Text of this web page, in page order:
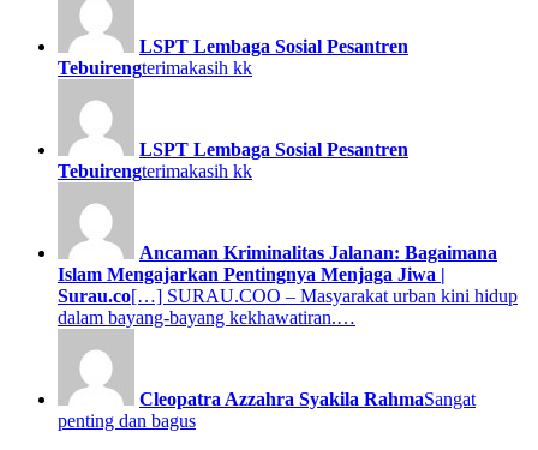
LSPT Lembaga Sosial Pesantren
Tebuirengterimakasih kk
LSPT Lembaga Sosial Pesantren
Tebuirengterimakasih kk
Ancaman Kriminalitas Jalanan: Bagaimana
Islam Mengajarkan Pentingnya Menjaga Jiwa |
Surau.co[…] SURAU.COO – Masyarakat urban kini hidup
dalam bayang-bayang kekhawatiran.…
Cleopatra Azzahra Syakila RahmaSangat
penting dan bagus